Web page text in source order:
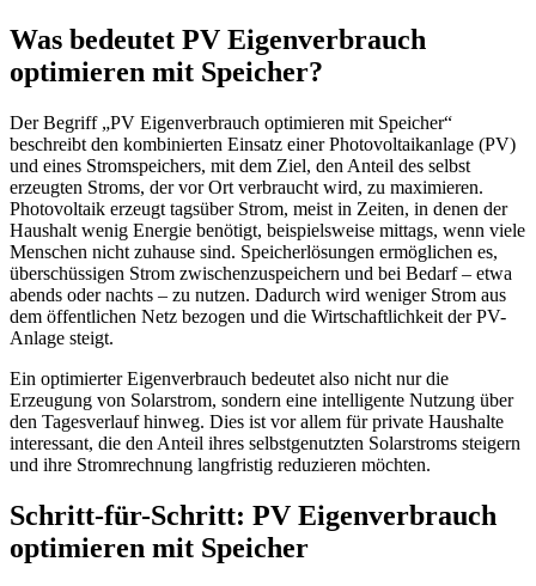
Was bedeutet PV Eigenverbrauch
optimieren mit Speicher?
Der Begriff „PV Eigenverbrauch optimieren mit Speicher“
beschreibt den kombinierten Einsatz einer Photovoltaikanlage (PV)
und eines Stromspeichers, mit dem Ziel, den Anteil des selbst
erzeugten Stroms, der vor Ort verbraucht wird, zu maximieren.
Photovoltaik erzeugt tagsüber Strom, meist in Zeiten, in denen der
Haushalt wenig Energie benötigt, beispielsweise mittags, wenn viele
Menschen nicht zuhause sind. Speicherlösungen ermöglichen es,
überschüssigen Strom zwischenzuspeichern und bei Bedarf – etwa
abends oder nachts – zu nutzen. Dadurch wird weniger Strom aus
dem öffentlichen Netz bezogen und die Wirtschaftlichkeit der PV-
Anlage steigt.
Ein optimierter Eigenverbrauch bedeutet also nicht nur die
Erzeugung von Solarstrom, sondern eine intelligente Nutzung über
den Tagesverlauf hinweg. Dies ist vor allem für private Haushalte
interessant, die den Anteil ihres selbstgenutzten Solarstroms steigern
und ihre Stromrechnung langfristig reduzieren möchten.
Schritt-für-Schritt: PV Eigenverbrauch
optimieren mit Speicher